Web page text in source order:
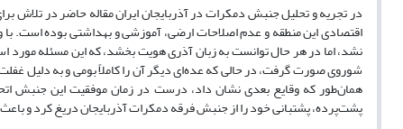
در تجریه و تحلیل جنبش دمکرات در آذربایجان ایران مقاله حاضر در
نشد، اما در هر حال توانست به زبان آذری هویت بخشد، که این مسئله مورد
شوروی صورت گرفت، در حالی که عده‌ای دیگر آن را کاملاً بومی و به دلیل
همان‌طور که وقایع بعدی نشان داد، درست در زمان موفقیت این جنبش
پشت‌پرده، پشتبانی خود را از جنبش فرقه دمکرات آذربایجان دریغ کرد و